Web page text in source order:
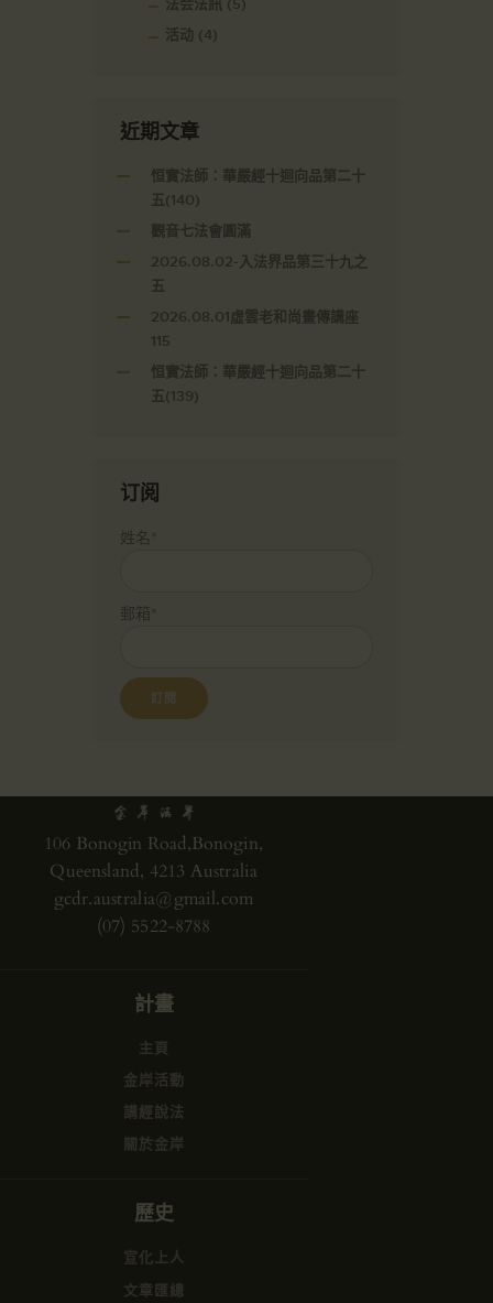
活动 (4)
近期文章
恒實法師：華嚴經十迴向品第二十
五(140)
觀音七法會圓滿
2026.08.02-入法界品第三十九之
五
2026.08.01虛雲老和尚畫傳講座
115
恒實法師：華嚴經十迴向品第二十
五(139)
订阅
姓名*
郵箱*
106 Bonogin Road,Bonogin,
Queensland, 4213 Australia
gcdr.australia@gmail.com
(07) 5522-8788
計畫
主頁
金岸活動
講經說法
關於金岸
歷史
宣化上人
文章匯總